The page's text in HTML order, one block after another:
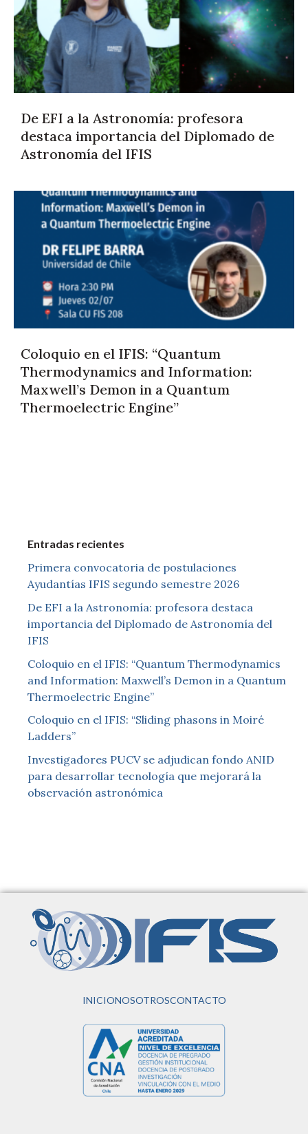
De EFI a la Astronomía: profesora
destaca importancia del Diplomado de
Astronomía del IFIS
Coloquio en el IFIS: “Quantum
Thermodynamics and Information:
Maxwell’s Demon in a Quantum
Thermoelectric Engine”
Entradas recientes
Primera convocatoria de postulaciones
Ayudantías IFIS segundo semestre 2026
De EFI a la Astronomía: profesora destaca
importancia del Diplomado de Astronomía del
IFIS
Coloquio en el IFIS: “Quantum Thermodynamics
and Information: Maxwell’s Demon in a Quantum
Thermoelectric Engine”
Coloquio en el IFIS: “Sliding phasons in Moiré
Ladders”
Investigadores PUCV se adjudican fondo ANID
para desarrollar tecnología que mejorará la
observación astronómica
INICIONOSOTROSCONTACTO